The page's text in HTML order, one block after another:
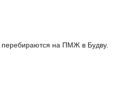
перебираются на ПМЖ в Будву.